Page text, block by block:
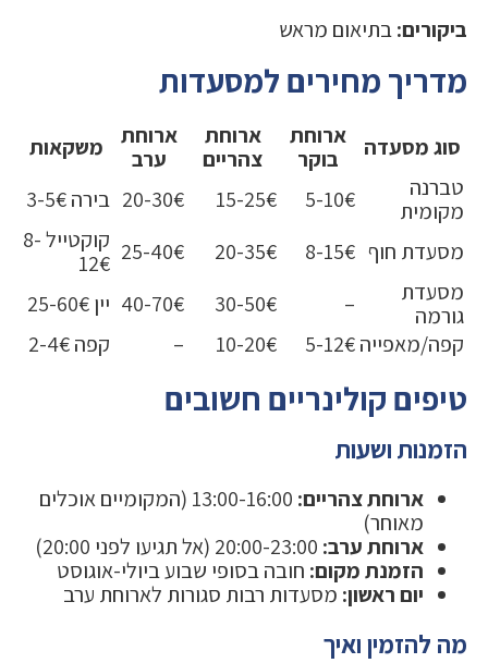
ביקורים:בתיאום מראש
מדריך מחירים למסעדות
סוג מסעדה
ארוחת
בוקר
ארוחת
צהריים
ארוחת
ערב
משקאות
טברנה
מקומית
5-10€
15-25€
20-30€ בירה 3-5€
מסעדת חוף 8-15€
20-35€
25-40€
קוקטייל 8-
12€
מסעדת
גורמה
–
30-50€
40-70€ יין 25-60€
קפה/מאפייה5-12€
10-20€
– קפה 2-4€
טיפים קולינריים חשובים
הזמנות ושעות
ארוחת צהריים:
13:00-16:00 (המקומיים אוכלים
מאוחר)
ארוחת ערב:
הזמנת מקום: חובה בסופי שבוע ביולי-אוגוסט
יום ראשון: מסעדות רבות סגורות לארוחת ערב
מה להזמין ואיך